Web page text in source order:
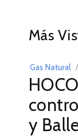
Más
Gas Natural
y